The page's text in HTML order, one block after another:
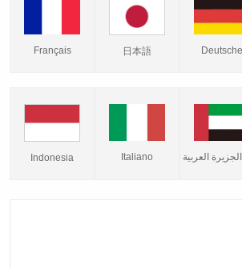
Français 日本語 Deutsche
Indonesia Italiano العربية